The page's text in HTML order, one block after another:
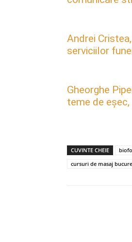
Andrei
serviciilor
Gheorghe
teme de
CUVINTE CHEIE
cursuri de masaj